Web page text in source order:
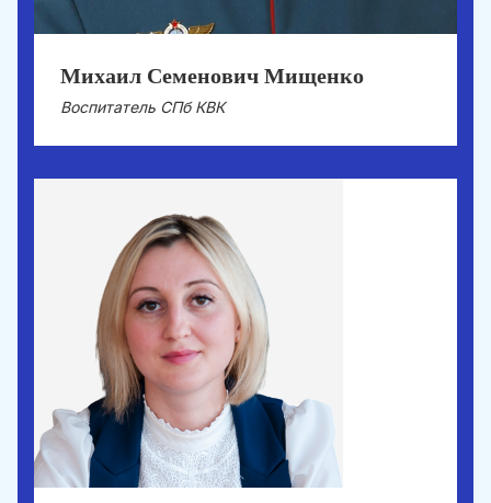
Михаил Семенович Мищенко
Воспитатель СПб КВК